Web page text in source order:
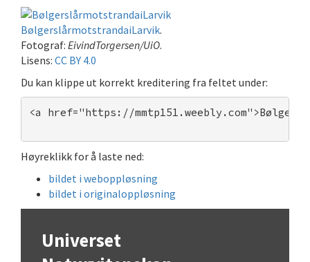
BølgerslårmotstrandaiLarvik.
Fotograf: EivindTorgersen/UiO.
Lisens: CC BY 4.0
Du kan klippe ut korrekt kreditering fra feltet under:
<a href="https://
Høyreklikk for å laste ned:
bildet i weboppløsning
bildet i originaloppløsning
Universet